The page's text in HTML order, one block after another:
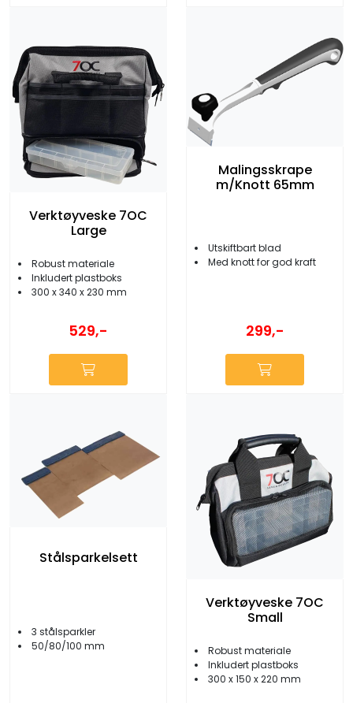
Verktøyveske 7OC
Large
Robust materiale
Inkludert plastboks
300 x 340 x 230 mm
529,-
Malingsskrape
m/Knott 65mm
Utskiftbart blad
Med knott for god kraft
299,-
Stålsparkelsett
3 stålsparkler
50/80/100 mm
Verktøyveske 7OC
Small
Robust materiale
Inkludert plastboks
300 x 150 x 220 mm